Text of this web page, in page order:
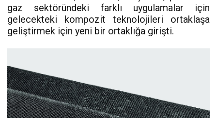
gaz sektöründeki farklı uygulamalar için
gelecekteki kompozit teknolojileri ortaklaşa
geliştirmek için yeni bir ortaklığa girişti.